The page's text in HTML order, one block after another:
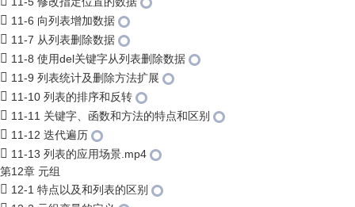
11-6 向列表增加数据
11-7 从列表删除数据
11-8 使用del关键字从列表删除数据
11-9 列表统计及删除方法扩展
11-10 列表的排序和反转
11-11 关键字、函数和方法的特点和区别
11-12 迭代遍历
11-13 列表的应用场景.mp4
第12章 元组
12-1 特点以及和列表的区别